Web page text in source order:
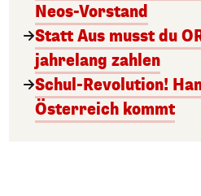
Neos-Vorstand
Statt Aus musst du
jahrelang zahlen
Schul-Revolution!
Österreich kommt